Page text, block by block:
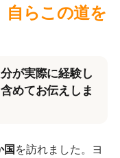
自らこの道を
が実際に経験し
めてお伝えしま
国を訪れました。ヨ